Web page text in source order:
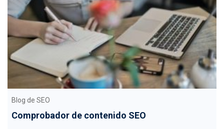
Blog de SEO
Comprobador de contenido SEO